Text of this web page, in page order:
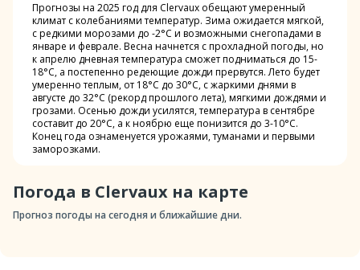
Погода в Clervaux на карте
Прогноз погоды на сегодня и ближайшие дни.
Прогнозы на 2025 год для Clervaux обещают умеренный
климат с колебаниями температур. Зима ожидается мягкой,
с редкими морозами до -2°C и возможными снегопадами в
январе и феврале. Весна начнется с прохладной погоды, но
к апрелю дневная температура сможет подниматься до 15-
18°C, а постепенно редеющие дожди прервутся. Лето будет
умеренно теплым, от 18°C до 30°C, с жаркими днями в
августе до 32°C (рекорд прошлого лета), мягкими дождями и
грозами. Осенью дожди усилятся, температура в сентябре
составит до 20°C, а к ноябрю еще понизится до 3-10°C.
Конец года ознаменуется урожаями, туманами и первыми
заморозками.